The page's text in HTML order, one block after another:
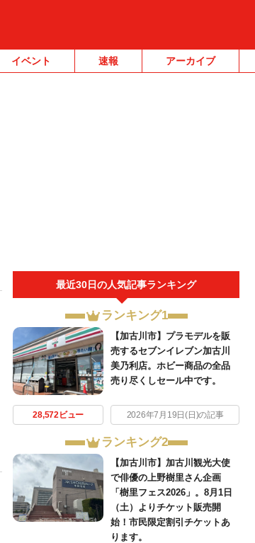
イベント 速報 アーカイブ
最近30日の人気記事ランキング
ランキング1
【加古川市】プラモデルを販
売するセブンイレブン加古川
美乃利店。ホビー商品の全品
売り尽くしセール中です。
28,572ビュー 2026年7月19日(日)の記事
ランキング2
【加古川市】加古川観光大使
で俳優の上野樹里さん企画
「樹里フェス2026」。8月1日
（土）よりチケット販売開
始！市民限定割引チケットあ
ります。